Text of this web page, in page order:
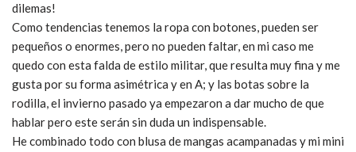
dilemas!
Como tendencias tenemos la ropa con botones, pueden ser
pequeños o enormes, pero no pueden faltar, en mi caso me
quedo con esta falda de estilo militar, que resulta muy fina y me
gusta por su forma asimétrica y en A; y las botas sobre la
rodilla, el invierno pasado ya empezaron a dar mucho de que
hablar pero este serán sin duda un indispensable.
He combinado todo con blusa de mangas acampanadas y mi mini